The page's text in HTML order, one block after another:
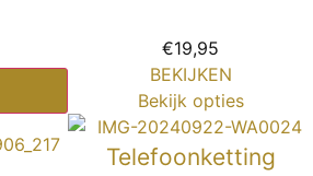
€19,95
BEKIJKEN
Bekijk opties
Telefoonketting